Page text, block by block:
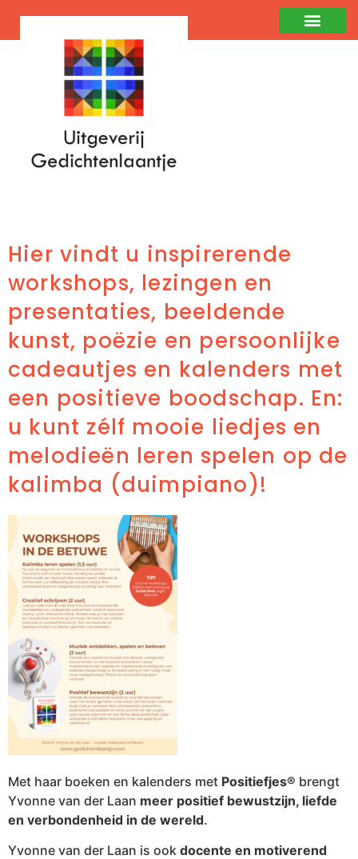
Hier vindt u inspirerende
workshops, lezingen en
presentaties, beeldende
kunst, poëzie en persoonlijke
cadeautjes en kalenders met
een positieve boodschap. En:
u kunt zélf mooie liedjes en
melodieën leren spelen op de
kalimba (duimpiano)!
Met haar boeken en kalenders met Positiefjes® brengt
Yvonne van der Laan meer positief bewustzijn, liefde
en verbondenheid in de wereld.
Yvonne van der Laan is ook docente en motiverend